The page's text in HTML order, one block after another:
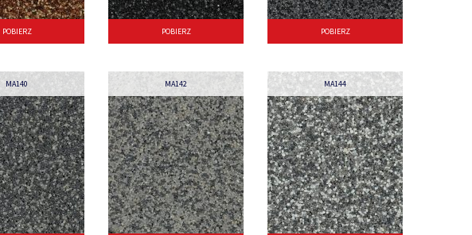
POBIERZ POBIERZ POBIERZ
MA140 MA142 MA144